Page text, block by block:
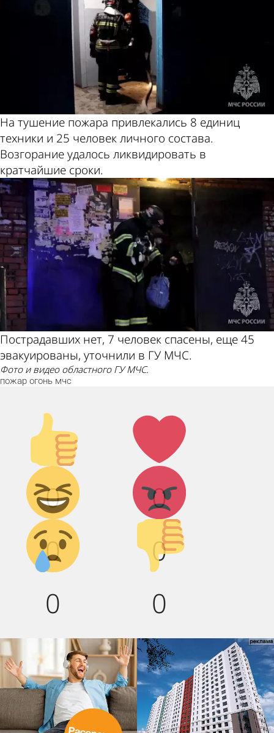
На тушение пожара привлекались 8 единиц
техники и 25 человек личного состава.
Возгорание удалось ликвидировать в
кратчайшие сроки.
Пострадавших нет, 7 человек спасены, еще 45
эвакуированы, уточнили в ГУ МЧС.
Фото и видео областного ГУ МЧС.
пожар огонь мчс
Палец
вверх!
0
Лайк!
0
Дикий
смех!
0
Агрессия!
0
Грусть :(
0
Палец
вниз!
0